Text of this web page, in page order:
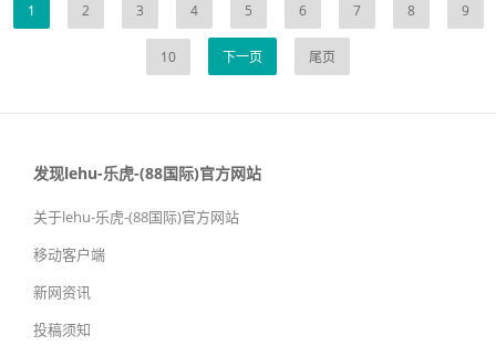
1 2 3 4 5 6 7 8 9
10 下一页 尾页
发现lehu-乐虎-(88国际)官方网站
关于lehu-乐虎-(88国际)官方网站
移动客户端
新网资讯
投稿须知